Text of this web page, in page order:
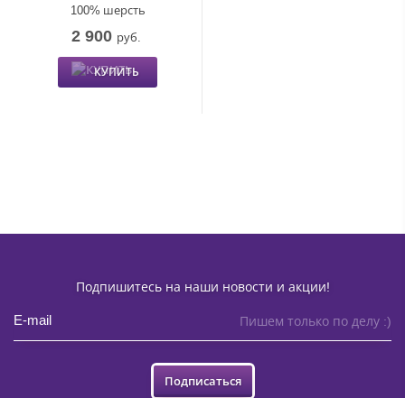
100% шерсть
2 900 руб.
КУПИТЬ
Подпишитесь на наши новости и акции!
Пишем только по делу :)
Подписаться